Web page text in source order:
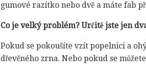
gumové razítko nebo dvě a máte fab
Co je velký problém? Určitě jste jen
Pokud se pokoušíte vzít popelnici a
dřevěného zrna. Nebo pokud se